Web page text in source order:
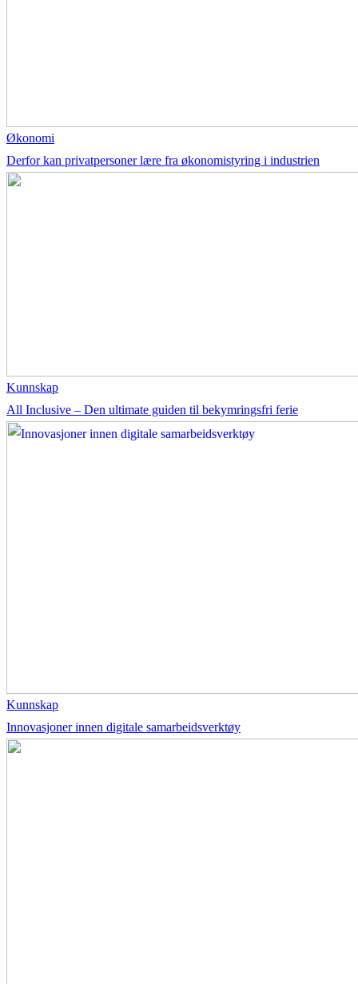
Økonomi
Derfor kan privatpersoner lære fra økonomistyring i industrien
Kunnskap
All Inclusive – Den ultimate guiden til bekymringsfri ferie
Kunnskap
Innovasjoner innen digitale samarbeidsverktøy